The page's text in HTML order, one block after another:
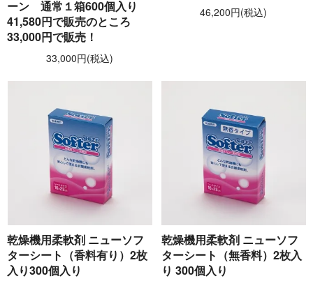
ーン 通常１箱600個入り
41,580円で販売のところ
33,000円で販売！
33,000円(税込)
46,200円(税込)
乾燥機用柔軟剤 ニューソフ
ターシート（香料有り）2枚
入り300個入り
乾燥機用柔軟剤 ニューソフ
ターシート（無香料）2枚入
り 300個入り